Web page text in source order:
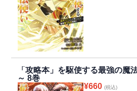
られ!?カジウ編
「攻略本」を駆使する最強の魔
～ 8巻
¥660 (税込)